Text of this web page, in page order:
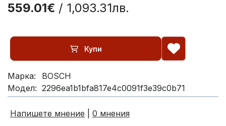
559.01€ / 1,093.31лв.
Купи
Марка:
BOSCH
Модел: 2296ea1b1bfa817e4c0091f3e39c0b71
Напишете мнение 0 мнения